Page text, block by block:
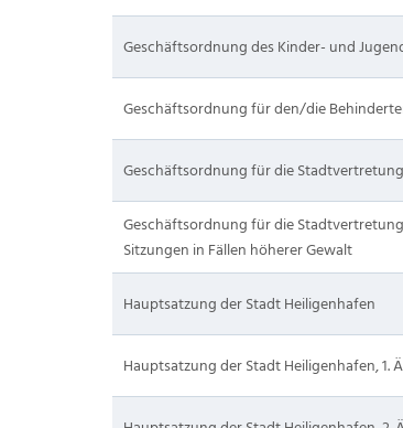
Geschäftsordnung des Kinder- und
Geschäftsordnung für den/die
Geschäftsordnung für die
Geschäftsordnung für die
Sitzungen in Fällen höherer Gewalt
Hauptsatzung der Stadt Heiligenhafen
Hauptsatzung der Stadt Heiligenhafen, 1.